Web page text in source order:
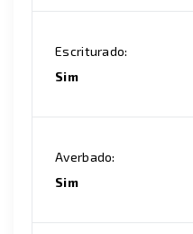
Escriturado:
Sim
Averbado:
Sim